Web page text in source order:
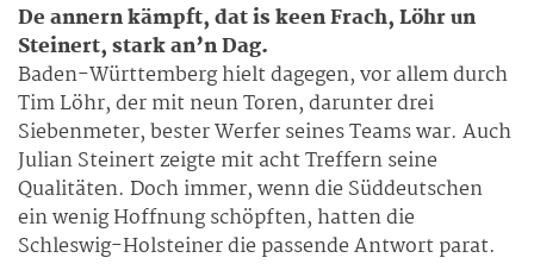
De annern kämpft, dat is keen Frach, Löhr un
Steinert, stark an’n Dag.
Baden-Württemberg hielt dagegen, vor allem durch
Tim Löhr, der mit neun Toren, darunter drei
Siebenmeter, bester Werfer seines Teams war. Auch
Julian Steinert zeigte mit acht Treffern seine
Qualitäten. Doch immer, wenn die Süddeutschen
ein wenig Hoffnung schöpften, hatten die
Schleswig-Holsteiner die passende Antwort parat.